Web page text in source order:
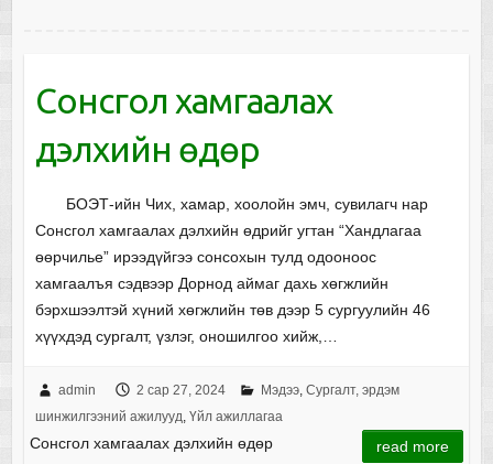
Сонсгол хамгаалах
дэлхийн өдөр
БОЭТ-ийн Чих, хамар, хоолойн эмч, сувилагч нар
Сонсгол хамгаалах дэлхийн өдрийг угтан “Хандлагаа
өөрчилье” ирээдүйгээ сонсохын тулд одооноос
хамгаалъя сэдвээр Дорнод аймаг дахь хөгжлийн
бэрхшээлтэй хүний хөгжлийн төв дээр 5 сургуулийн 46
хүүхдэд сургалт, үзлэг, оношилгоо хийж,…
admin 2 сар 27, 2024 Мэдээ, Сургалт, эрдэм
шинжилгээний ажилууд Үйл ажиллагаа
Сонсгол хамгаалах дэлхийн өдөр read more